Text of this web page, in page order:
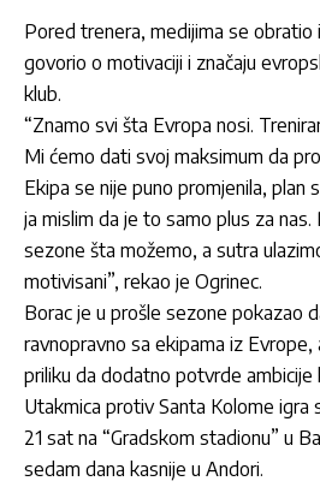
Pored trenera, medijima se obratio
govorio o motivaciji i značaju
klub.
“Znamo svi šta Evropa nosi.
Mi ćemo dati svoj maksimum da
Ekipa se nije puno promjenila, plan
ja mislim da je to samo plus za
sezone šta možemo, a sutra
motivisani”, rekao je Ogrinec.
Borac je u prošle sezone pokazao
ravnopravno sa ekipama iz Evrope,
priliku da dodatno potvrde ambicije
Utakmica protiv Santa Kolome igra
21 sat na “Gradskom stadionu” u
sedam dana kasnije u Andori.